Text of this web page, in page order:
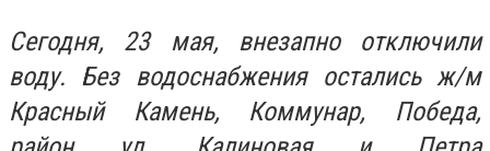
Сегодня, 23 мая, внезапно отключили
воду. Без водоснабжения остались ж/м
Красный Камень, Коммунар, Победа,